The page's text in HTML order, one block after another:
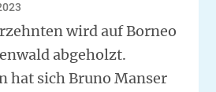
wird auf Borneo
abgeholzt.
hat sich Bruno Manser